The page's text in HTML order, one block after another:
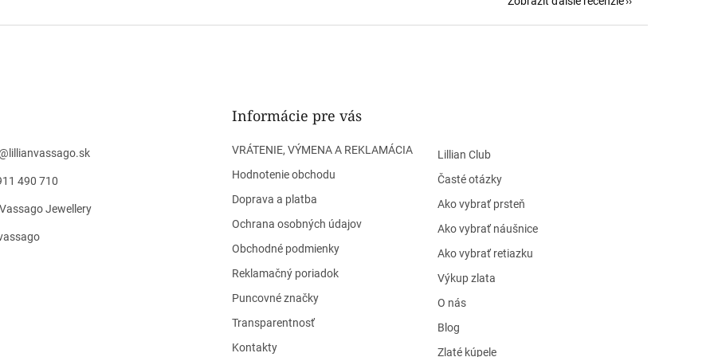
lillianvassago.sk
490 710
Jewellery
Informácie pre vás
VRÁTENIE, VÝMENA A REKLAMÁCIA
Hodnotenie obchodu
Doprava a platba
Ochrana osobných údajov
Obchodné podmienky
Reklamačný poriadok
Puncovné značky
Transparentnosť
Kontakty
Lillian Club
Časté otázky
Ako vybrať prsteň
Ako vybrať náušnice
Ako vybrať retiazku
Výkup zlata
O nás
Blog
Zlaté kúpele